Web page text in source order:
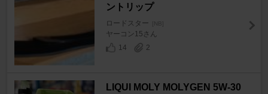
ントリップ
ロードスター [NB]
ヤーコン15さん
14
2
LIQUI MOLY MOLYGEN 5W-30